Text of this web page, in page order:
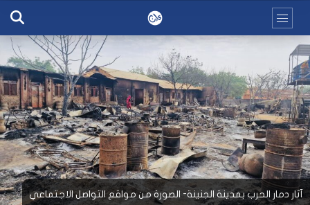
آثار دمار الحرب بمدينة الجنينة- الصورة من مواقع التواصل الاجتماعي